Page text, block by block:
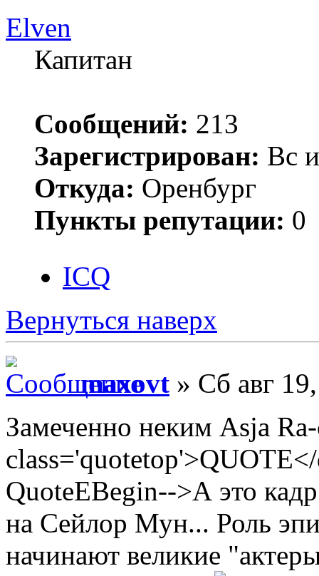
Elven
Капитан
Сообщений: 213
Зарегистрирован: Вс
Откуда: Оренбург
Пункты репутации: 0
ICQ
Вернуться наверх
maxovt » Сб авг
Замеченно неким Asja
QuoteEBegin-->А это
на Сейлор Мун... Роль
начинают великие